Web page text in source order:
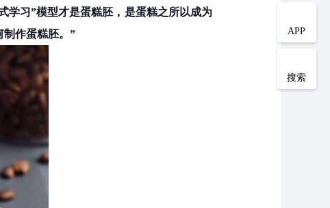
学习”模型才是蛋糕胚，是蛋糕之所以成为
制作蛋糕胚。”
APP
搜索